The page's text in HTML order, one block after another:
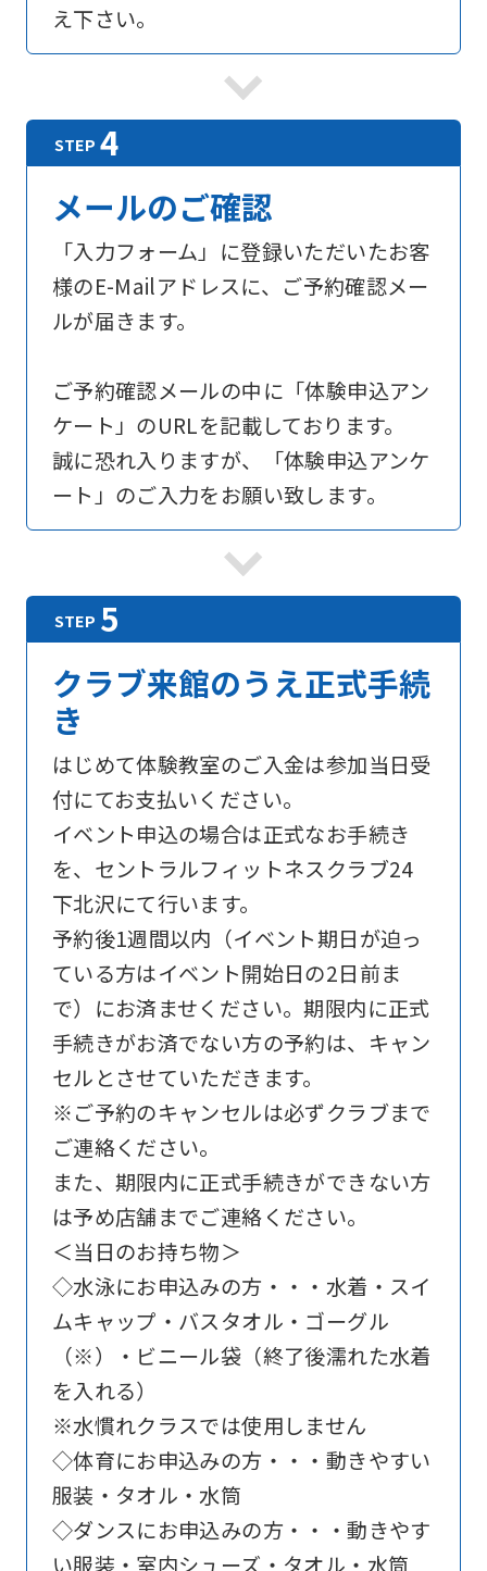
え下さい。
メールのご確認
「入力フォーム」に登録いただいたお客
様のE-Mailアドレスに、ご予約確認メー
ルが届きます。
ご予約確認メールの中に「体験申込アン
ケート」のURLを記載しております。
誠に恐れ入りますが、「体験申込アンケ
ート」のご入力をお願い致します。
クラブ来館のうえ正式手続
き
はじめて体験教室のご入金は参加当日受
付にてお支払いください。
イベント申込の場合は正式なお手続き
を、セントラルフィットネスクラブ24
下北沢にて行います。
予約後1週間以内（イベント期日が迫っ
ている方はイベント開始日の2日前ま
で）にお済ませください。期限内に正式
手続きがお済でない方の予約は、キャン
セルとさせていただきます。
※ご予約のキャンセルは必ずクラブまで
ご連絡ください。
また、期限内に正式手続きができない方
は予め店舗までご連絡ください。
＜当日のお持ち物＞
◇水泳にお申込みの方・・・水着・スイ
ムキャップ・バスタオル・ゴーグル
（※）・ビニール袋（終了後濡れた水着
を入れる）
※水慣れクラスでは使用しません
◇体育にお申込みの方・・・動きやすい
服装・タオル・水筒
◇ダンスにお申込みの方・・・動きやす
い服装・室内シューズ・タオル・水筒
For
foreigners
Central
Sports
official
website
is
automatically
translated
into
English.
Click
link
below
automatic
translation)
to
to
the
page.